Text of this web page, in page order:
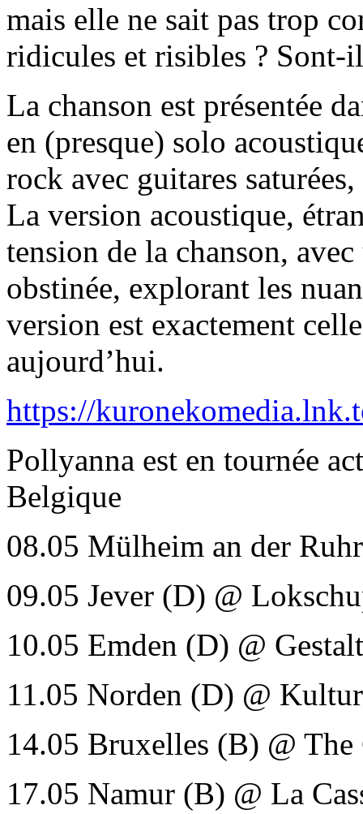
mais elle ne sait pas trop
ridicules et risibles ? Sont-
La chanson est présentée
en (presque) solo
rock avec guitares
La version acoustique,
tension de la chanson,
obstinée, explorant les
version est exactement
aujourd’hui.
https://
Pollyanna est en tournée
Belgique
08.05 Mülheim an der
09.05 Jever (D) @
10.05 Emden (D) @
11.05 Norden (D) @
14.05 Bruxelles (B) @
17.05 Namur (B) @ La